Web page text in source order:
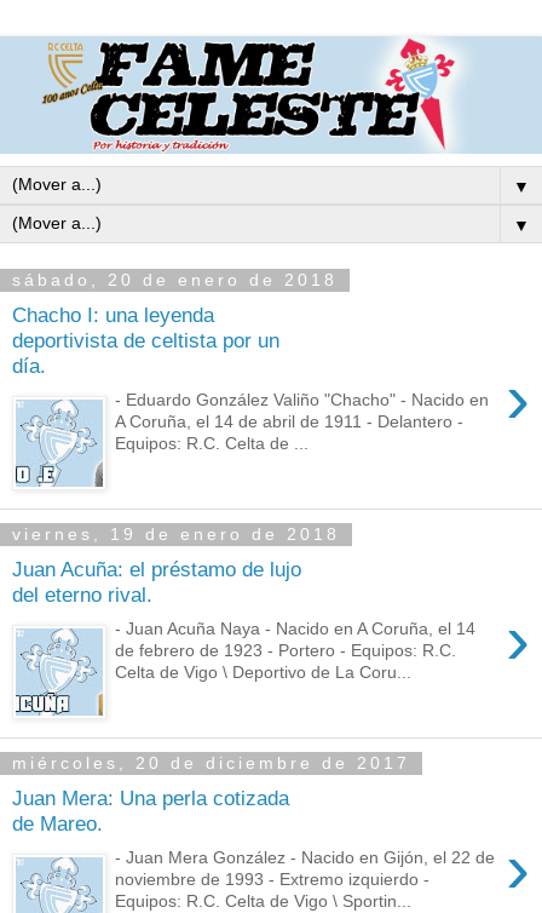
▼
▼
sábado, 20 de enero de 2018
Chacho I: una leyenda
deportivista de celtista por un
día.
›
- Eduardo González Valiño "Chacho" - Nacido en
A Coruña, el 14 de abril de 1911 - Delantero -
Equipos: R.C. Celta de ...
viernes, 19 de enero de 2018
Juan Acuña: el préstamo de lujo
del eterno rival.
›
- Juan Acuña Naya - Nacido en A Coruña, el 14
de febrero de 1923 - Portero - Equipos: R.C.
Celta de Vigo \ Deportivo de La Coru...
miércoles, 20 de diciembre de 2017
Juan Mera: Una perla cotizada
de Mareo.
›
- Juan Mera González - Nacido en Gijón, el 22 de
noviembre de 1993 - Extremo izquierdo -
Equipos: R.C. Celta de Vigo \ Sportin...